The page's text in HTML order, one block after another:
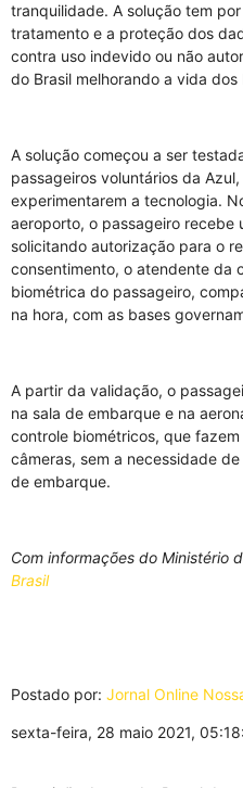
tranquilidade. A solução tem
tratamento e a proteção dos
contra uso indevido ou não
do Brasil melhorando a vida dos
A solução começou a ser
passageiros voluntários da
experimentarem a tecnologia.
aeroporto, o passageiro recebe
solicitando autorização para o
consentimento, o atendente da
biométrica do passageiro,
na hora, com as bases
A partir da validação, o
na sala de embarque e na
controle biométricos, que
câmeras, sem a necessidade
de embarque.
Com informações do Ministério
Brasil
Postado por: Jornal Online
sexta-feira, 28 maio 2021,